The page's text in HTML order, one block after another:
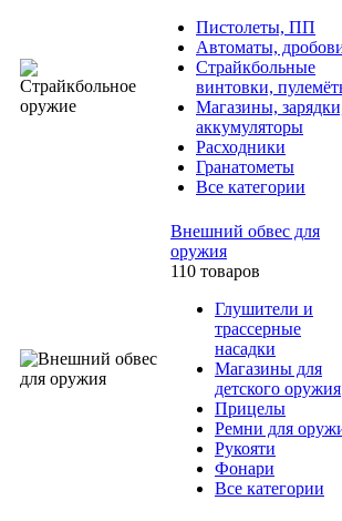
Пистолеты, ПП
Автоматы,
Страйкбольные
винтовки,
Магазины,
аккумуляторы
Расходники
Гранатометы
Все категории
Внешний обвес для
оружия
110 товаров
Глушители и
трассерные
насадки
Магазины для
детского оружия
Прицелы
Ремни для
Рукояти
Фонари
Все категории